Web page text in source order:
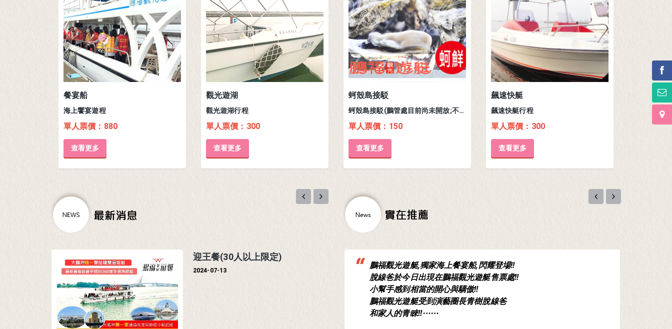
餐宴船
海上饗宴遊程
單人票價：880
查看更多
觀光遊湖
觀光遊湖行程
單人票價：300
查看更多
蚵殼島接駁
蚵殼島接駁(鵬管處目前尚未開放;不得登島)
單人票價：150
查看更多
飆速快艇
飆速快艇行程
單人票價：300
查看更多
客製化行
客製化行程
票價：依
迎王餐(30人以上限定)
2024-07-13 2024-07-13
饋>>
鵬福觀光遊艇,獨家海上餐宴船,閃耀登場!!
脫線爸於今日出現在鵬福觀光遊艇售票處!!
小幫手感到相當的開心與驕傲!!
鵬福觀光遊艇受到演藝圈長青樹脫線爸
和家人的青睞!!⋯⋯
大鵬
遊客